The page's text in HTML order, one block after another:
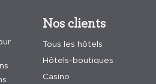
Nos clients
Tous les hôtels
Hôtels-boutiques
Casino